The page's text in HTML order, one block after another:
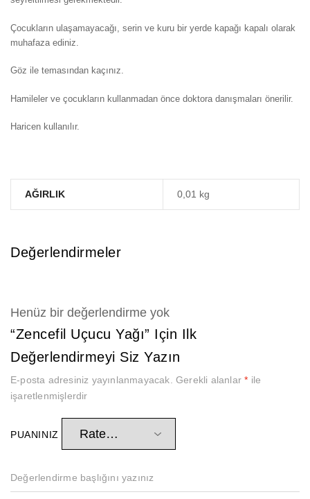
Çocukların ulaşamayacağı, serin ve kuru bir yerde kapağı kapalı olarak
muhafaza ediniz.
Göz ile temasından kaçınız.
Hamileler ve çocukların kullanmadan önce doktora danışmaları önerilir.
Haricen kullanılır.
AĞIRLIK 0,01 kg
Değerlendirmeler
Henüz bir değerlendirme yok
“Zencefil Uçucu Yağı” Için Ilk
Değerlendirmeyi Siz Yazın
E-posta adresiniz yayınlanmayacak. Gerekli alanlar* ile
işaretlenmişlerdir
PUANINIZ